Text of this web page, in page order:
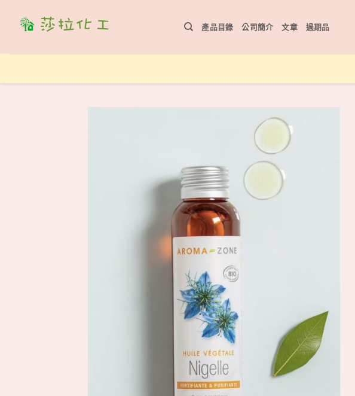
產品目錄 公司簡介 文章 過期品